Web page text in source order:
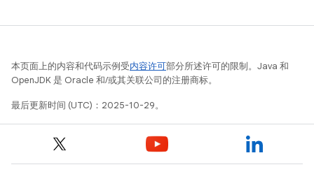
本页面上的内容和代码示例受内容许可部分所述许可的限制。Java 和
OpenJDK 是 Oracle 和/或其关联公司的注册商标。
最后更新时间 (UTC)：2025-10-29。